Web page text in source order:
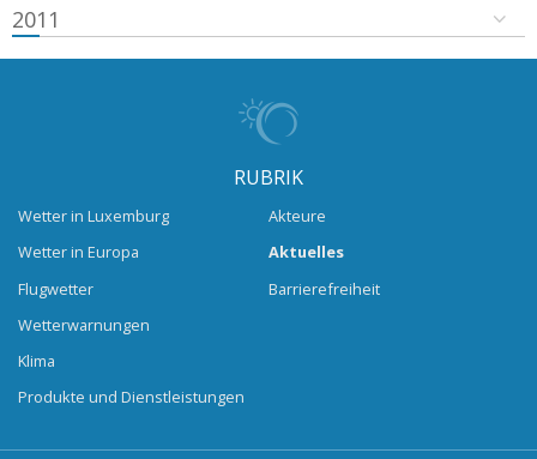
2011
RUBRIK
Wetter in Luxemburg
Wetter in Europa
Flugwetter
Wetterwarnungen
Klima
Produkte und Dienstleistungen
Akteure
Aktuelles
Barrierefreiheit